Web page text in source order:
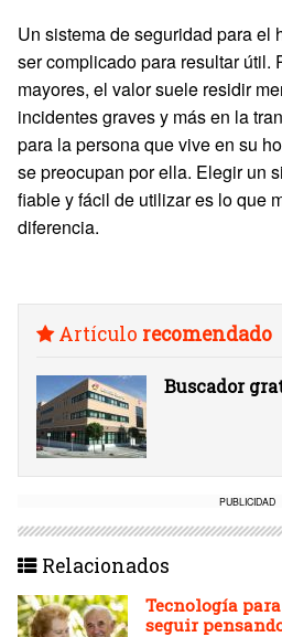
Un sistema de seguridad para el
ser complicado para resultar útil.
mayores, el valor suele residir
incidentes graves y más en la
para la persona que vive en su
se preocupan por ella. Elegir un
fiable y fácil de utilizar es lo que
diferencia.
Artículo recomendado
Buscador
PUBLICIDAD
Relacionados
Tecnología
seguir